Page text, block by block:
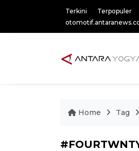
Terkini Terpopuler
Home Tag